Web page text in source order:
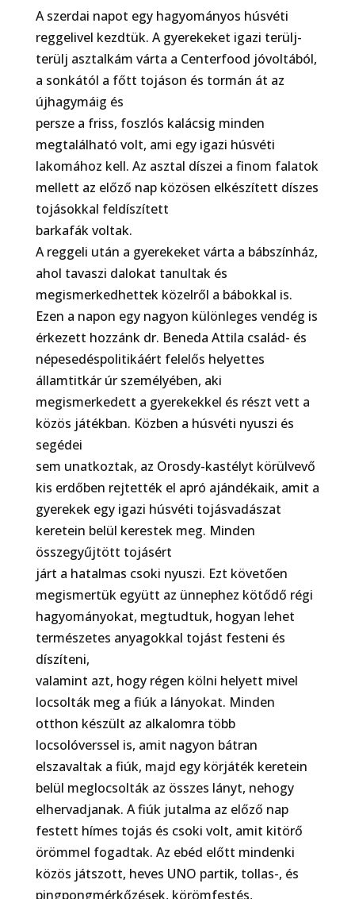
A szerdai napot egy hagyományos húsvéti
reggelivel kezdtük. A gyerekeket igazi terülj-
terülj asztalkám várta a Centerfood jóvoltából,
a sonkától a főtt tojáson és tormán át az
újhagymáig és
persze a friss, foszlós kalácsig minden
megtalálható volt, ami egy igazi húsvéti
lakomához kell. Az asztal díszei a finom falatok
mellett az előző nap közösen elkészített díszes
tojásokkal feldíszített
barkafák voltak.
A reggeli után a gyerekeket várta a bábszínház,
ahol tavaszi dalokat tanultak és
megismerkedhettek közelről a bábokkal is.
Ezen a napon egy nagyon különleges vendég is
érkezett hozzánk dr. Beneda Attila család- és
népesedéspolitikáért felelős helyettes
államtitkár úr személyében, aki
megismerkedett a gyerekekkel és részt vett a
közös játékban. Közben a húsvéti nyuszi és
segédei
sem unatkoztak, az Orosdy-kastélyt körülvevő
kis erdőben rejtették el apró ajándékaik, amit a
gyerekek egy igazi húsvéti tojásvadászat
keretein belül kerestek meg. Minden
összegyűjtött tojásért
járt a hatalmas csoki nyuszi. Ezt követően
megismertük együtt az ünnephez kötődő régi
hagyományokat, megtudtuk, hogyan lehet
természetes anyagokkal tojást festeni és
díszíteni,
valamint azt, hogy régen kölni helyett mivel
locsolták meg a fiúk a lányokat. Minden
otthon készült az alkalomra több
locsolóverssel is, amit nagyon bátran
elszavaltak a fiúk, majd egy körjáték keretein
belül meglocsolták az összes lányt, nehogy
elhervadjanak. A fiúk jutalma az előző nap
festett hímes tojás és csoki volt, amit kitörő
örömmel fogadtak. Az ebéd előtt mindenki
közös játszott, heves UNO partik, tollas-, és
pingpongmérkőzések, körömfestés,